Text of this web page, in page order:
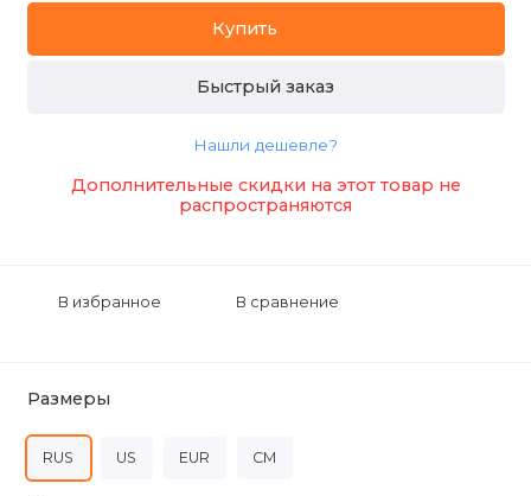
Купить
Быстрый заказ
Нашли дешевле?
Дополнительные скидки на этот товар не
распространяются
В избранное В сравнение
Размеры
RUS US EUR CM